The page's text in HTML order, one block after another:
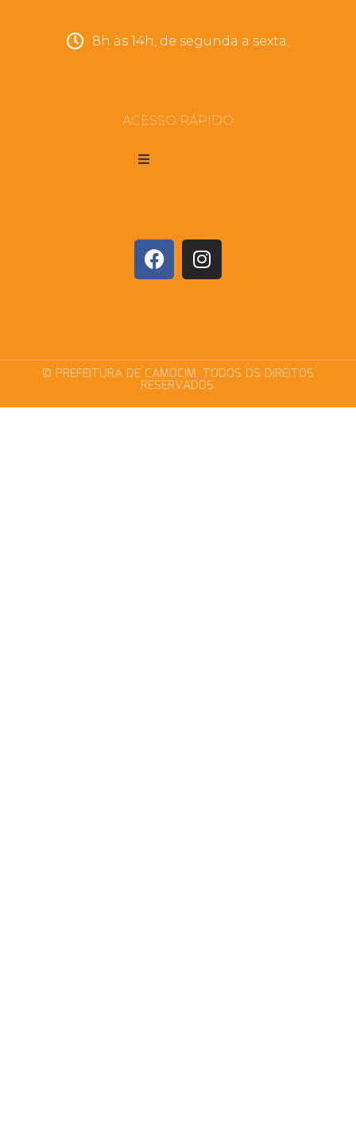
8h às 14h, de segunda a sexta.
ACESSO RÁPIDO
© PREFEITURA DE CAMOCIM. TODOS OS DIREITOS
RESERVADOS.